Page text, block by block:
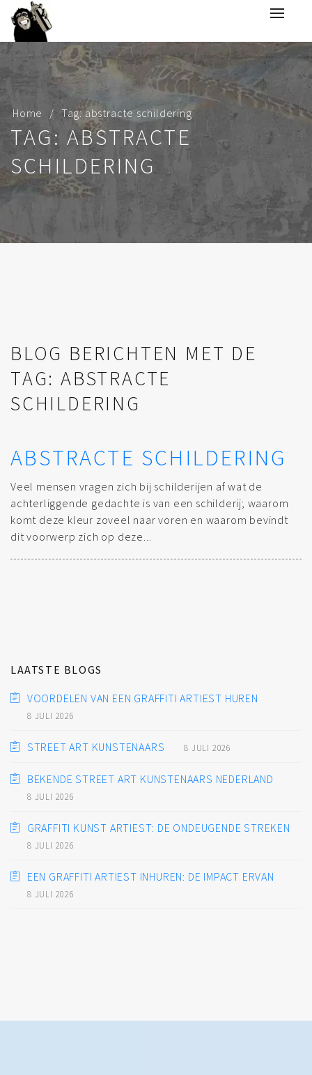
Home Tag: abstracte schildering
TAG: ABSTRACTE
SCHILDERING
BLOG BERICHTEN MET DE
TAG: ABSTRACTE
SCHILDERING
ABSTRACTE SCHILDERING
Veel mensen vragen zich bij schilderijen af wat de
achterliggende gedachte is van een schilderij; waarom
komt deze kleur zoveel naar voren en waarom bevindt
dit voorwerp zich op deze...
LAATSTE BLOGS
VOORDELEN VAN EEN GRAFFITI ARTIEST HUREN
8 JULI 2026
STREET ART KUNSTENAARS 8 JULI 2026
BEKENDE STREET ART KUNSTENAARS NEDERLAND
8 JULI 2026
GRAFFITI KUNST ARTIEST: DE ONDEUGENDE STREKEN
8 JULI 2026
EEN GRAFFITI ARTIEST INHUREN: DE IMPACT ERVAN
8 JULI 2026